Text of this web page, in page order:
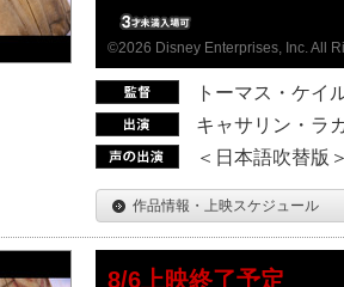
©2026 Disney Enterprises, Inc. All
トーマス・ケイ
キャサリン・ラ
＜日本語吹替版
作品情報・上映スケジュール
8/6上映終了予定